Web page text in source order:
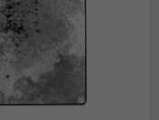
myszkę bliżej,
przygód